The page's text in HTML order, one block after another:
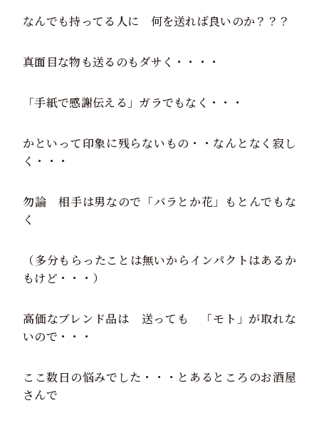
なんでも持ってる人に 何を送れば良いのか？？？
真面目な物も送るのもダサく・・・・
「手紙で感謝伝える」ガラでもなく・・・
かといって印象に残らないもの・・なんとなく寂し
く・・・
勿論 相手は男なので「バラとか花」もとんでもな
く
（多分もらったことは無いからインパクトはあるか
もけど・・・）
高価なブレンド品は 送っても 「モト」が取れな
いので・・・
ここ数日の悩みでした・・・とあるところのお酒屋
さんで